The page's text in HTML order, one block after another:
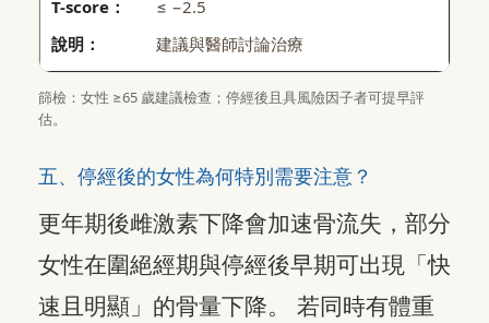
≤ −2.5
建議與醫師討論治療
篩檢：女性 ≥65 歲建議檢查；停經後且具風險因子者可提早評
估。
五、停經後的女性為何特別需要注意？
更年期後雌激素下降會加速骨流失，部分
女性在圍絕經期與停經後早期可出現「快
速且明顯」的骨量下降。 若同時有體重